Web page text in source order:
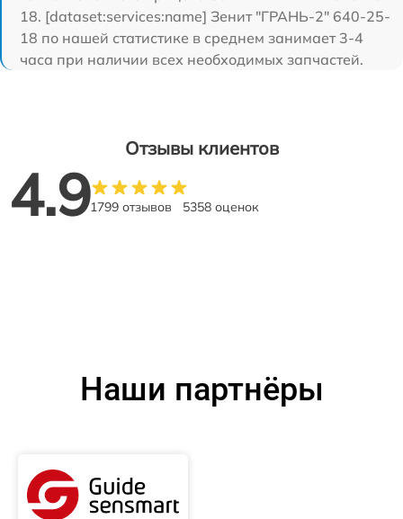
18. [dataset:services:name] Зенит "ГРАНЬ-2" 640-25-
18 по нашей статистике в среднем занимает 3-4
часа при наличии всех необходимых запчастей.
Отзывы клиентов
4.91799 отзывов 5358 оценок
Наши партнёры